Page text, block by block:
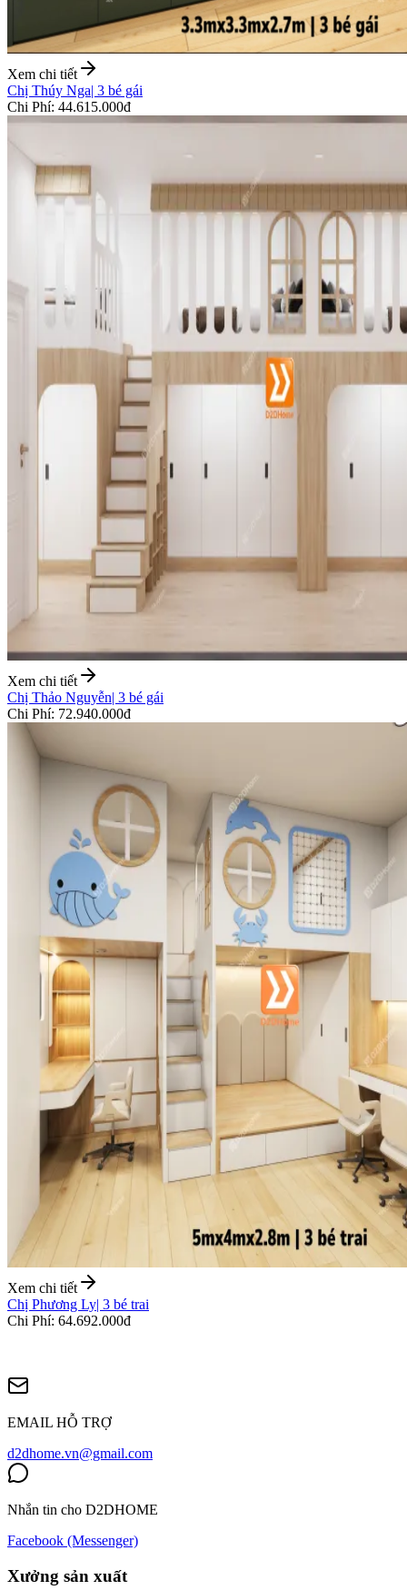
Xem chi tiết
Chị Thúy Nga| 3 bé gái
Chi Phí: 44.615.000đ
Xem chi tiết
Chị Thảo Nguyễn| 3 bé gái
Chi Phí: 72.940.000đ
Xem chi tiết
Chị Phương Ly| 3 bé trai
Chi Phí: 64.692.000đ
EMAIL HỖ TRỢ
d2dhome.vn@gmail.com
Nhắn tin cho D2DHOME
Facebook (Messenger)
Xưởng sản xuất